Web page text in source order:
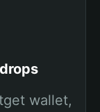
wallet,